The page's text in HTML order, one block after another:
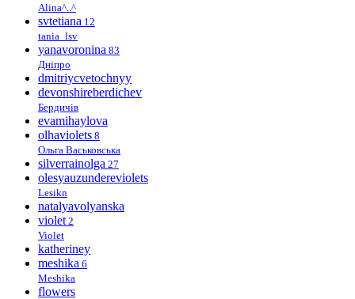
Alina^..^
svtetiana 12
tania_lsv
yanavoronina 83
Дніпро
dmitriycvetochnyy
devonshireberdichev
Бердичів
evamihaylova
olhaviolets 8
Ольга Васьковська
silverrainolga 27
olesyauzundereviolets
Lesikn
natalyavolyanska
violet 2
Violet
katheriney
meshika 6
Meshika
flowers